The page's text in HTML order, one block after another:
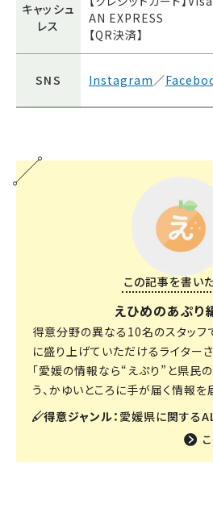
キャッシュ
レス
AN EXPRESS
【QR決済】
SNS Instagram／
この記事を書い
えひめのあぷり
得意分野の異なる10名のスタッフ
に盛り上げていただけるライター
「愛媛の情報なら“えぷり”と県民
う、かゆいところに手が届く情報を
得意ジャンル： 愛媛県に関する